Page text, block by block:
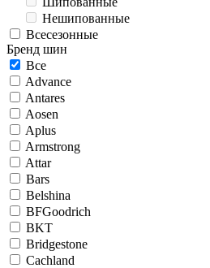
Нешипованные
Всесезонные
Бренд шин
Все
Advance
Antares
Aosen
Aplus
Armstrong
Attar
Bars
Belshina
BFGoodrich
BKT
Bridgestone
Cachland